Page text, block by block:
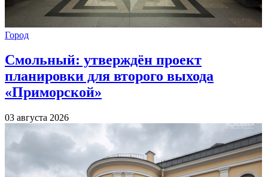
Город
Смольный: утверждён проект
планировки для второго выхода
«Приморской»
03 августа 2026